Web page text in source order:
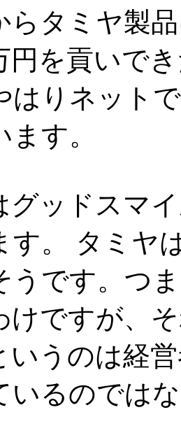
らタミヤ製
円を貢いで
はりネット
す。
グッドスマ
す。 タミヤ
うです。つ
けですが、
いうのは経
いるのでは